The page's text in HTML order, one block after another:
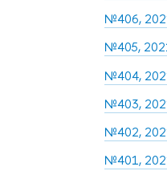
№406,
№405,
№404,
№403,
№402,
№401,